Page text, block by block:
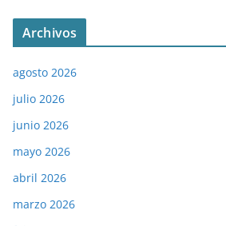
Archivos
agosto 2026
julio 2026
junio 2026
mayo 2026
abril 2026
marzo 2026